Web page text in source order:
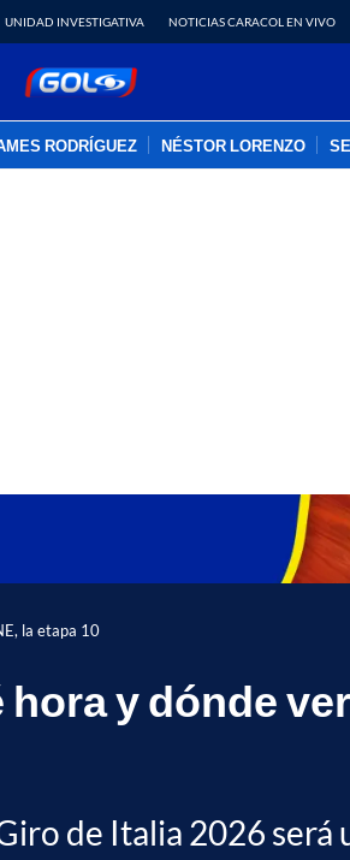
UNIDAD INVESTIGATIVA NOTICIAS CARACOL EN VIVO
RODRÍGUEZ NÉSTOR LORENZO
la etapa 10
y dónde
de Italia 2026